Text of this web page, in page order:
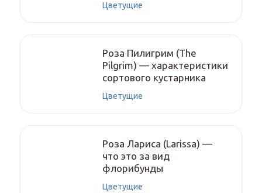
Цветущие
Роза Пилигрим (The
Pilgrim) — характеристики
сортового кустарника
Цветущие
Роза Лариса (Larissa) —
что это за вид
флорибунды
Цветущие